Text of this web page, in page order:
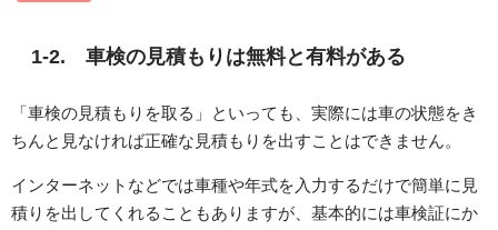
1-2. 車検の見積もりは無料と有料がある
「車検の見積もりを取る」といっても、実際には車の状態をき
ちんと見なければ正確な見積もりを出すことはできません。
インターネットなどでは車種や年式を入力するだけで簡単に見
積りを出してくれることもありますが、基本的には車検証にか